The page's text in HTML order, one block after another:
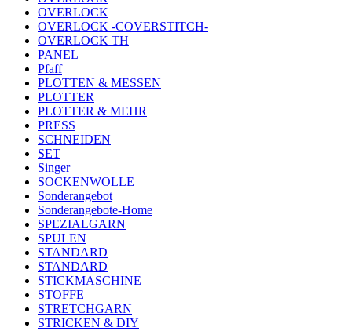
OVERLOCK
OVERLOCK -COVERSTITCH-
OVERLOCK TH
PANEL
Pfaff
PLOTTEN & MESSEN
PLOTTER
PLOTTER & MEHR
PRESS
SCHNEIDEN
SET
Singer
SOCKENWOLLE
Sonderangebot
Sonderangebote-Home
SPEZIALGARN
SPULEN
STANDARD
STANDARD
STICKMASCHINE
STOFFE
STRETCHGARN
STRICKEN & DIY